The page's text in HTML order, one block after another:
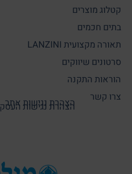
קטלוג מוצרים
בתים חכמים
תאורה מקצועית LANZINI
סרטונים שיווקים
הוראות התקנה
צרו קשר
הצהרת נגישות אתר
הצהרת נגישות העסק